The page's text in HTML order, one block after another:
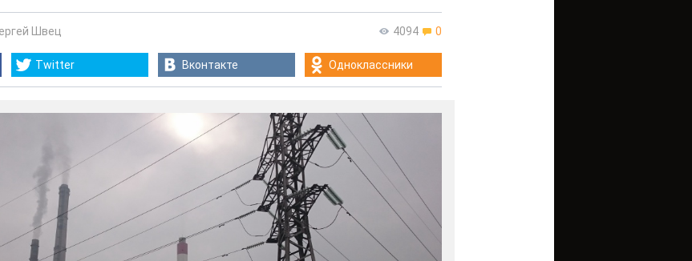
4094 0
Швец
Twitter Вконтакте Одноклассники